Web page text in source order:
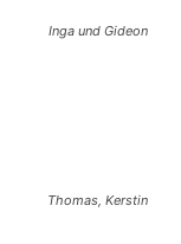
Inga und Gideon
Thomas, Kerstin